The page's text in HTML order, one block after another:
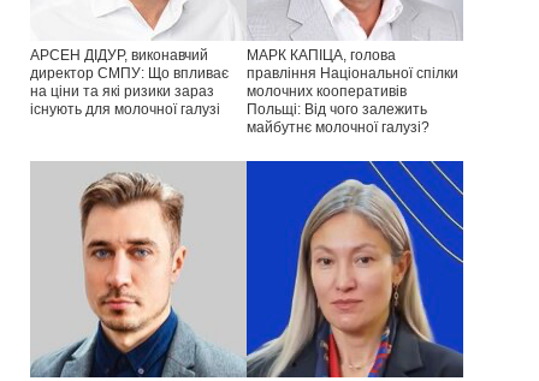
АРСЕН ДІДУР, виконавчий
директор СМПУ: Що впливає
на ціни та які ризики зараз
існують для молочної галузі
МАРК КАПІЦА, голова
правління Національної спілки
молочних кооперативів
Польщі: Від чого залежить
майбутнє молочної галузі?